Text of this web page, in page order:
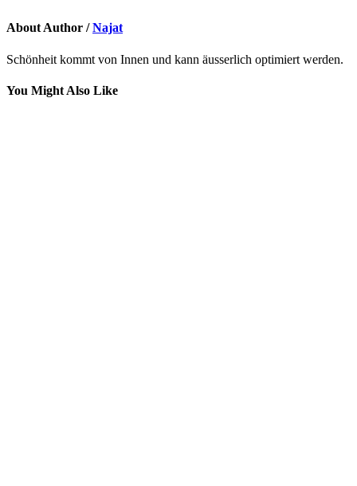
About Author /Najat
Schönheit kommt von Innen und kann äusserlich optimiert werden.
You Might Also Like